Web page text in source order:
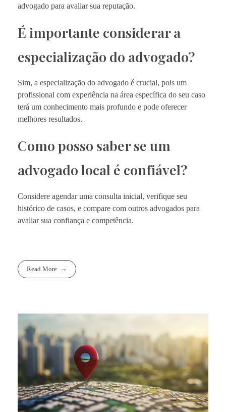
advogado para avaliar sua reputação.
É importante considerar a
especialização do advogado?
Sim, a especialização do advogado é crucial, pois um
profissional com experiência na área específica do seu caso
terá um conhecimento mais profundo e pode oferecer
melhores resultados.
Como posso saber se um
advogado local é confiável?
Considere agendar uma consulta inicial, verifique seu
histórico de casos, e compare com outros advogados para
avaliar sua confiança e competência.
Read More